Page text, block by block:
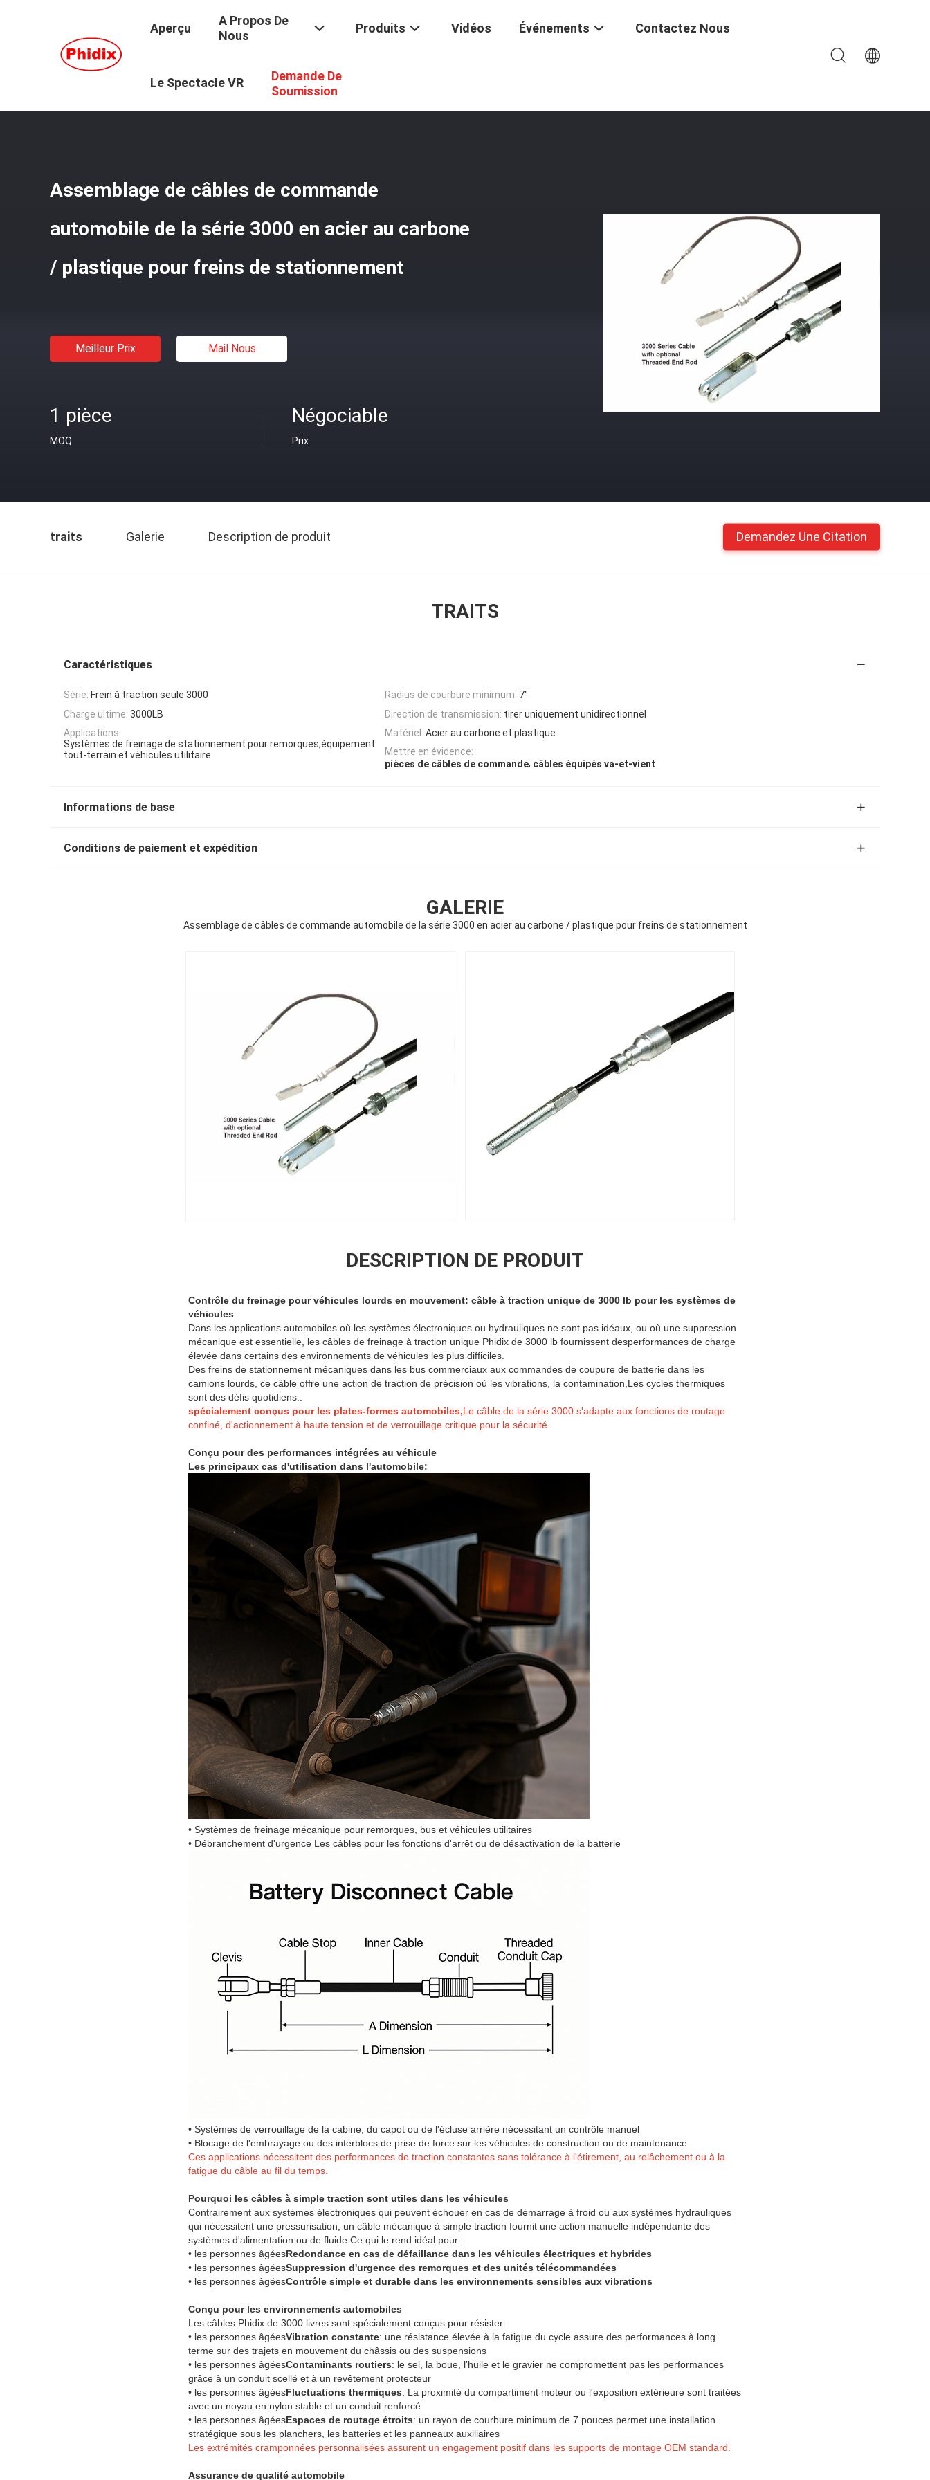
Aperçu
A Propos De
Nous
Produits Vidéos Événements Contactez Nous
Le Spectacle VR
Demande De
Soumission
Câble De Commande Mécanique / Assemblage De Câbles De Commande Automobile De La Série 3000 En Acier Au Carbone / Plastique Pour Freins De Stationnement
Assemblage de câbles de commande
automobile de la série 3000 en acier au carbone
/ plastique pour freins de stationnement
Meilleur Prix Mail Nous
1 pièce
MOQ
Négociable
Prix
traits Galerie Description de produit Demandez Une Citation
TRAITS
Caractéristiques
Série: Frein à traction seule 3000 Radius de courbure minimum: 7"
Charge ultime: 3000LB Direction de transmission: tirer uniquement unidirectionnel
Applications:
Systèmes de freinage de stationnement pour remorques,équipement
tout-terrain et véhicules utilitaire
Matériel: Acier au carbone et plastique
Mettre en évidence:
pièces de câbles de commande, câbles équipés va-et-vient
Informations de base
Conditions de paiement et expédition
GALERIE
Assemblage de câbles de commande automobile de la série 3000 en acier au carbone / plastique pour freins de stationnement
DESCRIPTION DE PRODUIT
Contrôle du freinage pour véhicules lourds en mouvement: câble à traction unique de 3000 lb pour les systèmes de
véhicules
Dans les applications automobiles où les systèmes électroniques ou hydrauliques ne sont pas idéaux, ou où une suppression
mécanique est essentielle, les câbles de freinage à traction unique Phidix de 3000 lb fournissent desperformances de charge
élevée dans certains des environnements de véhicules les plus difficiles.
Des freins de stationnement mécaniques dans les bus commerciaux aux commandes de coupure de batterie dans les
camions lourds, ce câble offre une action de traction de précision où les vibrations, la contamination,Les cycles thermiques
sont des défis quotidiens..
spécialement conçus pour les plates-formes automobiles,Le câble de la série 3000 s'adapte aux fonctions de routage
confiné, d'actionnement à haute tension et de verrouillage critique pour la sécurité.
Conçu pour des performances intégrées au véhicule
Les principaux cas d'utilisation dans l'automobile:
• Systèmes de freinage mécanique pour remorques, bus et véhicules utilitaires
• Débranchement d'urgence Les câbles pour les fonctions d'arrêt ou de désactivation de la batterie
• Systèmes de verrouillage de la cabine, du capot ou de l'écluse arrière nécessitant un contrôle manuel
• Blocage de l'embrayage ou des interblocs de prise de force sur les véhicules de construction ou de maintenance
Ces applications nécessitent des performances de traction constantes sans tolérance à l'étirement, au relâchement ou à la
fatigue du câble au fil du temps.
Pourquoi les câbles à simple traction sont utiles dans les véhicules
Contrairement aux systèmes électroniques qui peuvent échouer en cas de démarrage à froid ou aux systèmes hydrauliques
qui nécessitent une pressurisation, un câble mécanique à simple traction fournit une action manuelle indépendante des
systèmes d'alimentation ou de fluide. Ce qui le rend idéal pour:
• les personnes âgéesRedondance en cas de défaillance dans les véhicules électriques et hybrides
• les personnes âgéesSuppression d'urgence des remorques et des unités télécommandées
• les personnes âgéesContrôle simple et durable dans les environnements sensibles aux vibrations
Conçu pour les environnements automobiles
Les câbles Phidix de 3000 livres sont spécialement conçus pour résister:
• les personnes âgéesVibration constante: une résistance élevée à la fatigue du cycle assure des performances à long
terme sur des trajets en mouvement du châssis ou des suspensions
• les personnes âgéesContaminants routiers: le sel, la boue, l'huile et le gravier ne compromettent pas les performances
grâce à un conduit scellé et à un revêtement protecteur
• les personnes âgéesFluctuations thermiques: La proximité du compartiment moteur ou l'exposition extérieure sont traitées
avec un noyau en nylon stable et un conduit renforcé
• les personnes âgéesEspaces de routage étroits: un rayon de courbure minimum de 7 pouces permet une installation
stratégique sous les planchers, les batteries et les panneaux auxiliaires
Les extrémités cramponnées personnalisées assurent un engagement positif dans les supports de montage OEM standard.
Assurance de qualité automobile